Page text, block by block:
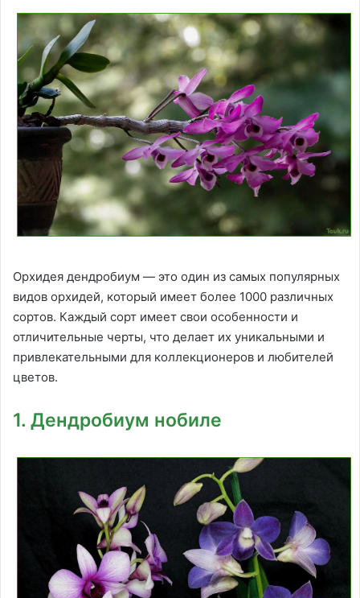
Орхидея дендробиум — это один из самых популярных
видов орхидей, который имеет более 1000 различных
сортов. Каждый сорт имеет свои особенности и
отличительные черты, что делает их уникальными и
привлекательными для коллекционеров и любителей
цветов.
1. Дендробиум нобиле